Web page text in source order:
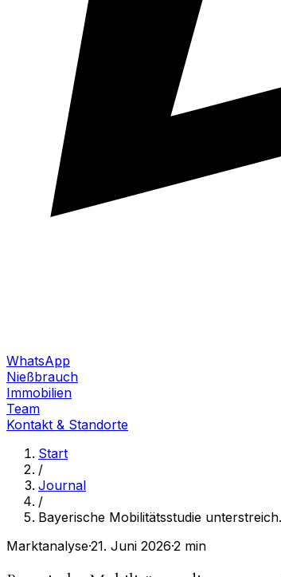
WhatsApp
Nießbrauch
Immobilien
Team
Kontakt & Standorte
Start
/
Journal
/
Bayerische Mobilitätsstudie unterstreich
Marktanalyse·21. Juni 2026·2 min